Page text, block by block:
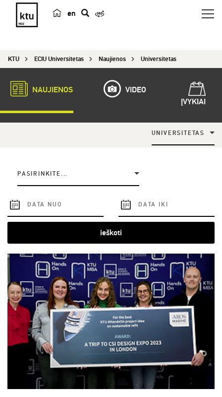
en
e
KTU ECIU Universitetas Naujienos Universitetas
NAUJIENOS
VIDEO
ĮVYKIAI
UNIVERSITETAS
PASIRINKITE...
ieškoti